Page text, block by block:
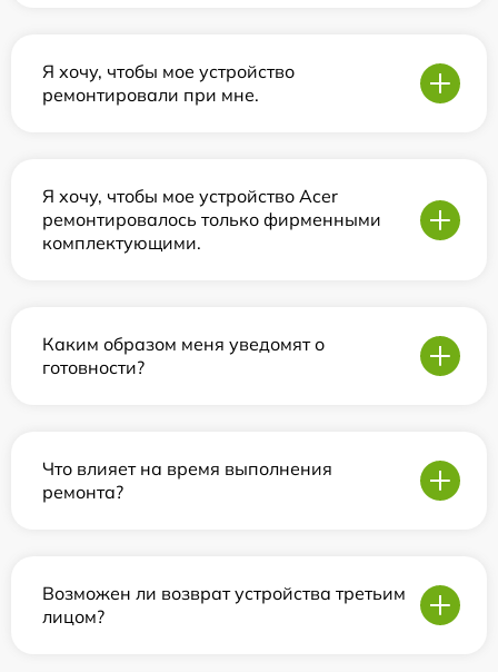
Я хочу, чтобы мое устройство
ремонтировали при мне.
Я хочу, чтобы мое устройство Acer
ремонтировалось только фирменными
комплектующими.
Каким образом меня уведомят о
готовности?
Что влияет на время выполнения
ремонта?
Возможен ли возврат устройства третьим
лицом?